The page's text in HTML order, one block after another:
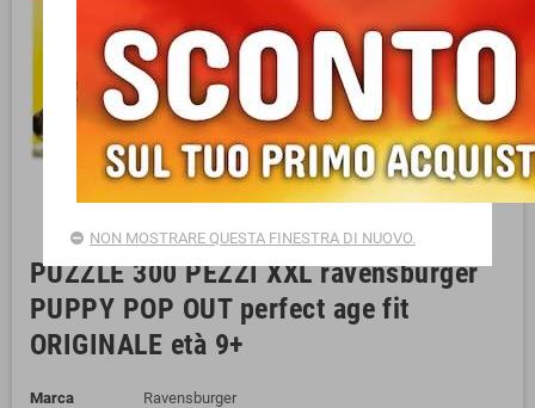
PUZZLE 300 PEZZI XXL ravensburger
PUPPY POP OUT perfect age fit
ORIGINALE età 9+
Marca
Ravensburger
NON MOSTRARE QUESTA FINESTRA DI NUOVO.